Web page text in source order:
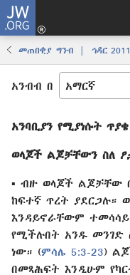
JW.ORG
መጠበቂያ ግንብ | ኅዳር 2011
አንብብ በ
አንባቢያን የሚያነሱት ጥያቄ
ወላጆች ልጆቻቸውን ስለ
▪ ብዙ ወላጆች ልጆቻቸው
ከፍተኛ ጥረት ያደርጋሉ።
እንዳይኖራቸውም
የሚችሉበት አንዱ መንገድ
ነው። (ምሳሌ 5:3-23)
በመጻሕፍት እንዲሁም